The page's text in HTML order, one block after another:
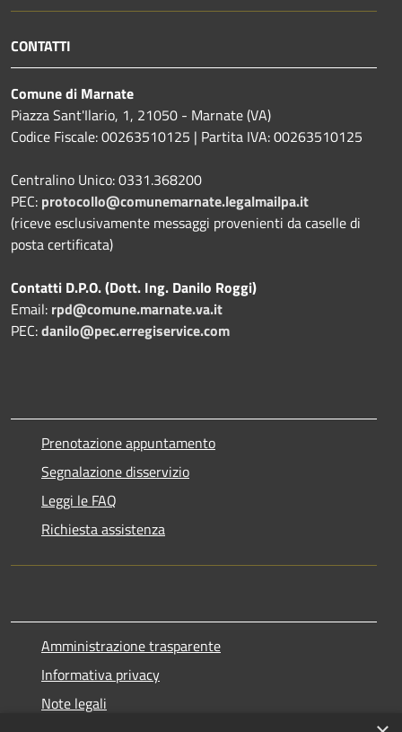
CONTATTI
Comune di Marnate
Piazza Sant'Ilario, 1, 21050 - Marnate (VA)
Codice Fiscale: 00263510125 | Partita IVA: 00263510125
Centralino Unico: 0331.368200
PEC: protocollo@comunemarnate.legalmailpa.it
(riceve esclusivamente messaggi provenienti da caselle di
posta certificata)
Contatti D.P.O. (Dott. Ing. Danilo Roggi)
Email: rpd@comune.marnate.va.it
PEC:danilo@pec.erregiservice.com
Prenotazione appuntamento
Segnalazione disservizio
Leggi le FAQ
Richiesta assistenza
Amministrazione trasparente
Informativa privacy
Note legali